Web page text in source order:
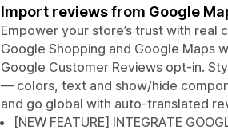
Import reviews from Google
Empower your store’s trust with
Google Shopping and Google Maps
Google Customer Reviews opt-in.
— colors, text and show/hide
and go global with auto-translated
[NEW FEATURE] INTEGRATE